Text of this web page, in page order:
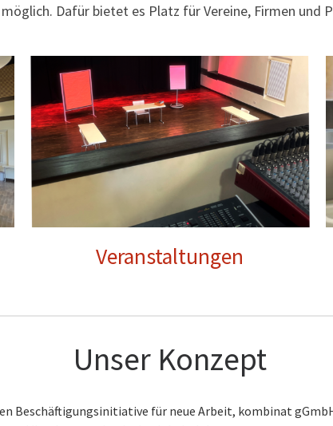
Dafür bietet es Platz für Vereine, Firmen und
Veranstaltungen
Unser Konzept
Beschäftigungsinitiative für neue Arbeit, kombinat